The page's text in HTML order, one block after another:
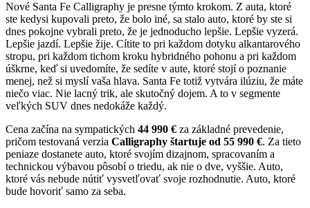
Nové Santa Fe Calligraphy je presne týmto krokom. Z auta, ktoré
ste kedysi kupovali preto, že bolo iné, sa stalo auto, ktoré by ste si
dnes pokojne vybrali preto, že je jednoducho lepšie. Lepšie vyzerá.
Lepšie jazdí. Lepšie žije. Cítite to pri každom dotyku alkantarového
stropu, pri každom tichom kroku hybridného pohonu a pri každom
úškrne, keď si uvedomíte, že sedíte v aute, ktoré stojí o poznanie
menej, než si myslí vaša hlava. Santa Fe totiž vytvára ilúziu, že máte
niečo viac. Nie lacný trik, ale skutočný dojem. A to v segmente
veľkých SUV dnes nedokáže každý.
Cena začína na sympatických 44 990 € za základné prevedenie,
pričom testovaná verzia Calligraphy štartuje od 55 990 €. Za tieto
peniaze dostanete auto, ktoré svojím dizajnom, spracovaním a
technickou výbavou pôsobí o triedu, ak nie o dve, vyššie. Auto,
ktoré vás nebude nútiť vysvetľovať svoje rozhodnutie. Auto, ktoré
bude hovoriť samo za seba.